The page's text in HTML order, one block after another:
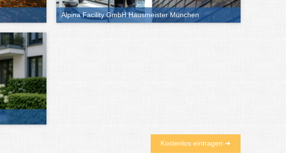
Alpina Facility GmbH Hausmeister München
Kostenlos eintragen ➜